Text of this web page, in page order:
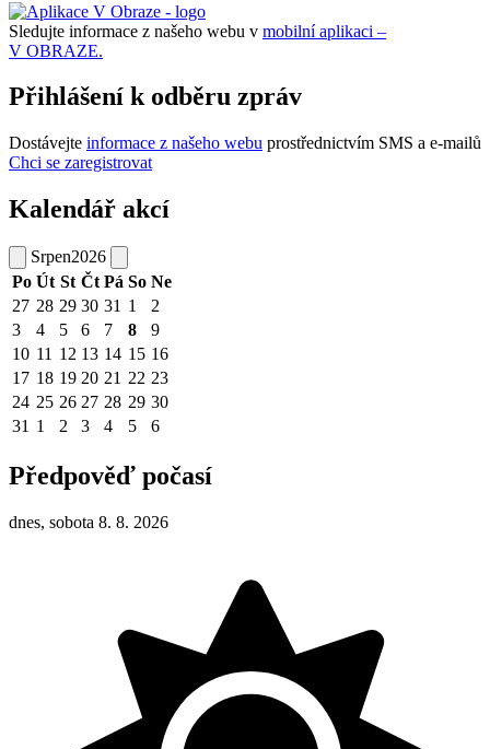
Sledujte informace z našeho webu v mobilní aplikaci –
V OBRAZE.
Přihlášení k odběru zpráv
Dostávejte informace z našeho webu prostřednictvím SMS a e-mailů
Chci se zaregistrovat
Kalendář akcí
Srpen2026
Po Út St Čt Pá So Ne
27 28 29 30 31 1
2
3
4 5 6 7 8
9
10 11 12 13 14 15 16
17 18 19 20 21 22 23
24 25 26 27 28 29 30
31 1 2 3 4 5 6
Předpověď počasí
dnes, sobota 8. 8. 2026